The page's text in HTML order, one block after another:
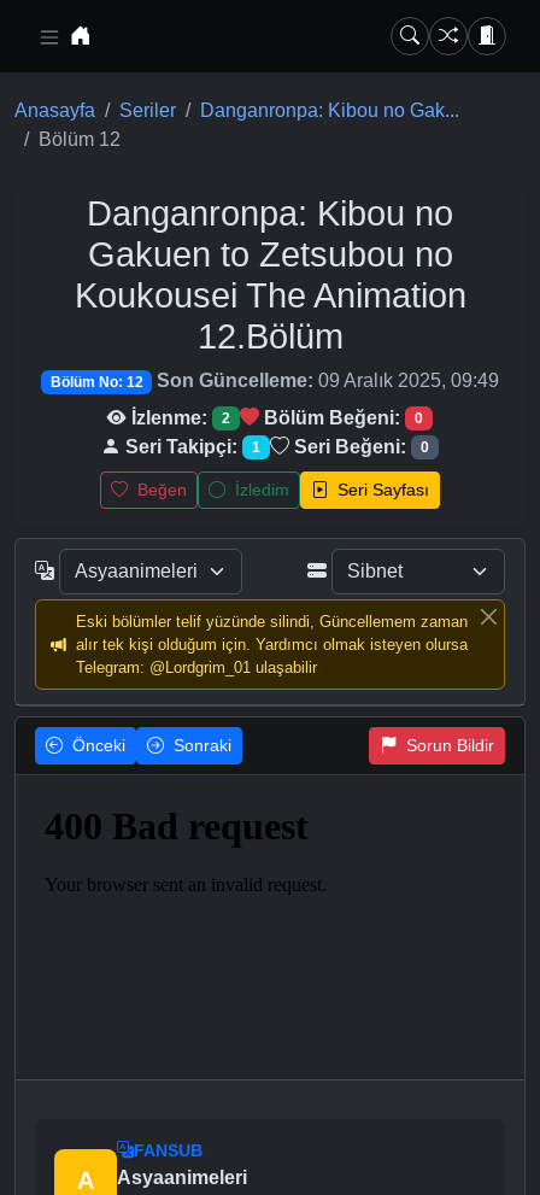
Anasayfa Seriler
Danganronpa: Kibou no Gak...
Bölüm 12
Danganronpa: Kibou no
Gakuen to Zetsubou no
Koukousei The Animation
12.Bölüm
Bölüm No: 12 Son Güncelleme: 09 Aralık 2025, 09:49
İzlenme:
2 Bölüm Beğeni: 0
Seri Takipçi: 1 Seri Beğeni: 0
Beğen İzledim Seri Sayfası
Eski bölümler telif yüzünde silindi, Güncellemem zaman
alır tek kişi olduğum için. Yardımcı olmak isteyen olursa
Telegram: @Lordgrim_01 ulaşabilir
Önceki Sonraki Sorun Bildir
A
FANSUB
Asyaanimeleri